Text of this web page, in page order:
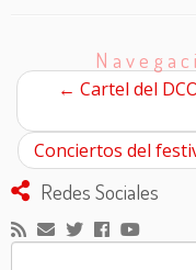
← Cartel del
Conciertos del
Redes Sociales